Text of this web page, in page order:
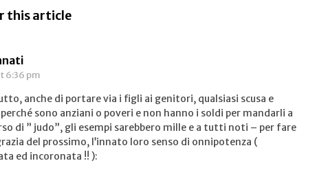
this article
6:36 pm
anche di portare via i figli ai genitori, qualsiasi scusa e
sono anziani o poveri e non hanno i soldi per mandarli a
di ” judo”, gli esempi sarebbero mille e a tutti noti – per fare
del prossimo, l’innato loro senso di onnipotenza (
ed incoronata !! ):